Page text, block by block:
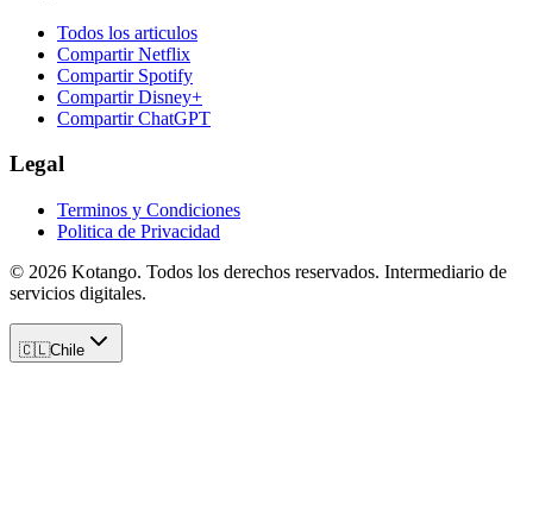
Todos los articulos
Compartir Netflix
Compartir Spotify
Compartir Disney+
Compartir ChatGPT
Legal
Terminos y Condiciones
Politica de Privacidad
© 2026 Kotango. Todos los derechos reservados. Intermediario de
servicios digitales.
🇨🇱Chile